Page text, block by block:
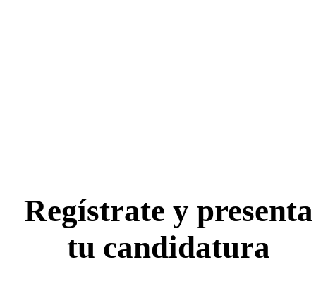
Regístrate y presenta
tu candidatura